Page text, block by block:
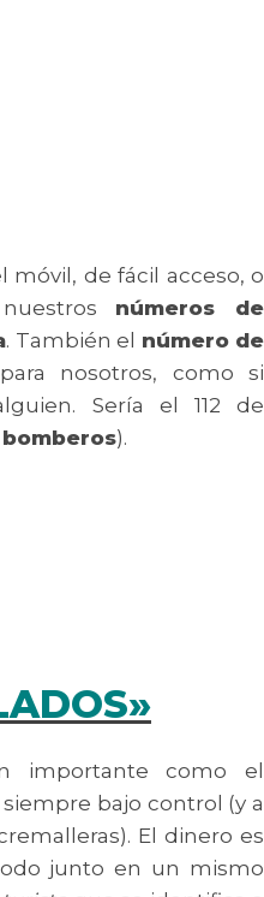
móvil, de fácil acceso, o
números de
. También el número de
nosotros, como si
Sería el 112 de
).
importante como el
bajo control (y a
El dinero es
junto en un mismo